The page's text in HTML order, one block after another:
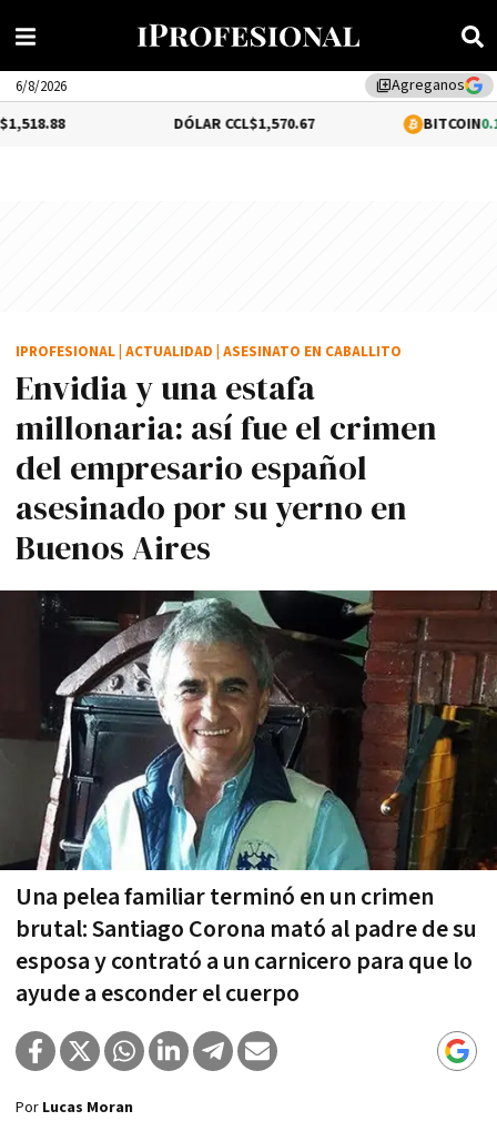
library_addAgreganos
6/8/2026
DÓLAR CCL $1,570.67 BITCOIN 0.15%$64,177.25
Envidia y una estafa
millonaria: así fue el crimen
del empresario español
asesinado por su yerno en
Buenos Aires
Una pelea familiar terminó en un crimen
brutal: Santiago Corona mató al padre de su
esposa y contrató a un carnicero para que lo
ayude a esconder el cuerpo
IPROFESIONAL ACTUALIDAD ASESINATO EN CABALLITO
Por Lucas Moran